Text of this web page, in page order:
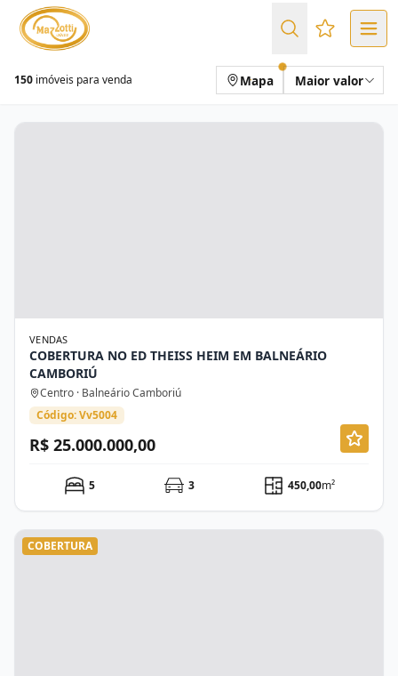
Favoritos
150 imóveis para venda Mapa Maior valor
VENDAS
COBERTURA NO ED THEISS HEIM EM BALNEÁRIO
CAMBORIÚ
Centro · Balneário Camboriú
Código: Vv5004
R$ 25.000.000,00
5 3 450,00m²
COBERTURA